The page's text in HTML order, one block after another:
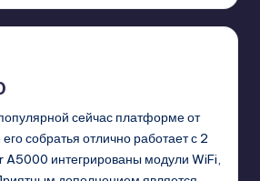
сейчас платформе от
собратья отлично работает с 2
A5000 интегрированы модули WiFi,